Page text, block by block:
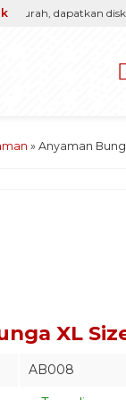
dapatkan
» Anyaman
XL
AB008